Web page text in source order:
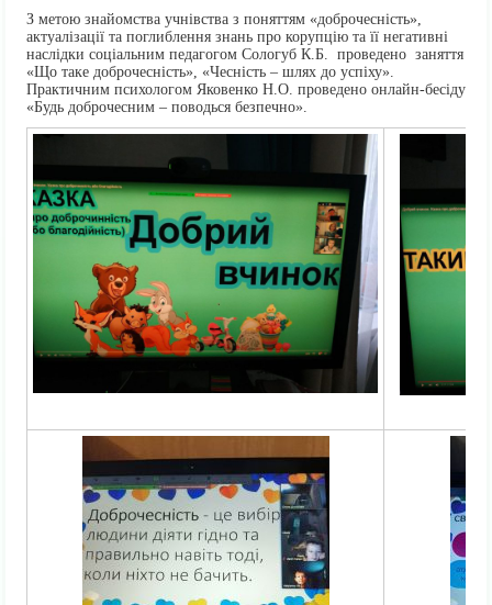
З метою знайомства учнівства з поняттям «доброчесність»,
актуалізації та поглиблення знань про корупцію та її негативні
наслідки соціальним педагогом Сологуб К.Б. проведено заняття
«Що таке доброчесність», «Чесність – шлях до успіху».
Практичним психологом Яковенко Н.О. проведено онлайн-бесіду
«Будь доброчесним – поводься безпечно».